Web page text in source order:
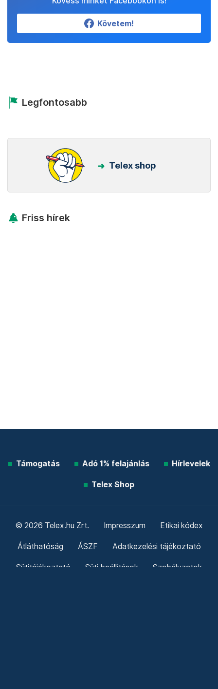
Követem!
Legfontosabb
Telex shop
Friss hírek
Támogatás Adó 1% felajánlás Hírlevelek
Telex Shop
© 2026 Telex.hu Zrt. Impresszum Etikai kódex
Átláthatóság ÁSZF Adatkezelési tájékoztató
Sütitájékoztató Süti beállítások Szabályzatok